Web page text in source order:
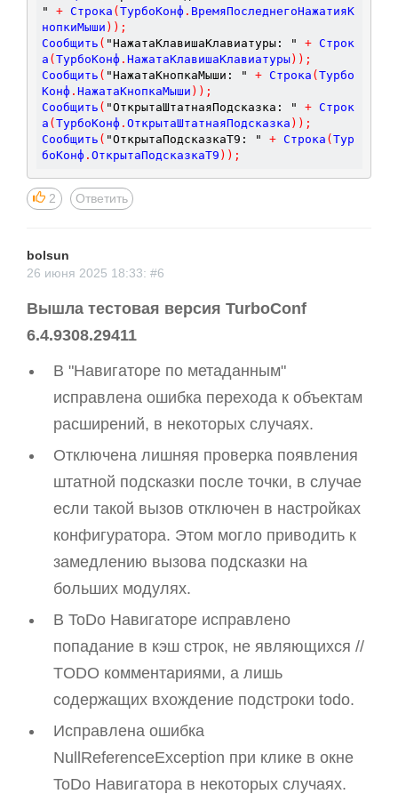
"
+ Строка (ТурбоКонф . ВремяПоследнегоНажатияК
нопкиМыши ) ) ;
Сообщить ( "НажатаКлавишаКлавиатуры: " + Строк
а (ТурбоКонф . НажатаКлавишаКлавиатуры) ) ;
Сообщить ( "НажатаКнопкаМыши: " + Строка (Турбо
Конф . НажатаКнопкаМыши ) ) ;
Сообщить ( "ОткрытаШтатнаяПодсказка: " + Строк
а (ТурбоКонф . ОткрытаШтатнаяПодсказка ) ) ;
Сообщить ( "ОткрытаПодсказкаT9: " + Строка (Тур
боКонф . ОткрытаПодсказкаT9 ) ) ;
2 Ответить
bolsun
26 июня 2025 18:33: #6
Вышла тестовая версия TurboConf
6.4.9308.29411
В "Навигаторе по метаданным"
исправлена ошибка перехода к объектам
расширений, в некоторых случаях.
Отключена лишняя проверка появления
штатной подсказки после точки, в случае
если такой вызов отключен в настройках
конфигуратора. Этом могло приводить к
замедлению вызова подсказки на
больших модулях.
В ToDo Навигаторе исправлено
попадание в кэш строк, не являющихся //
TODO комментариями, а лишь
содержащих вхождение подстроки todo.
Исправлена ошибка
NullReferenceException при клике в окне
ToDo Навигатора в некоторых случаях.